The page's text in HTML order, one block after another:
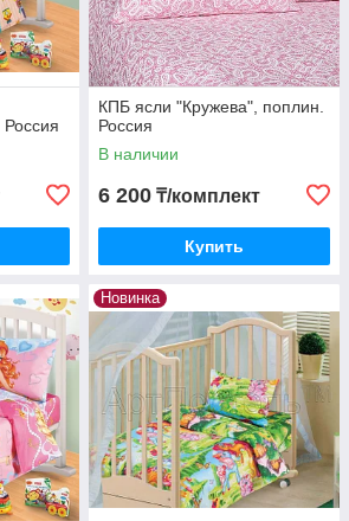
КПБ ясли "Кружева", поплин.
Россия
В наличии
6 200 ₸/комплект
Купить
Новинка